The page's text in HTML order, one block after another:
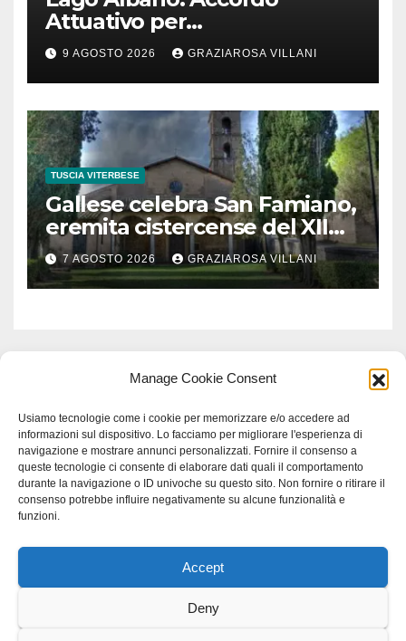
Manage Cookie Consent
Usiamo tecnologie come i cookie per memorizzare e/o accedere ad
informazioni sul dispositivo. Lo facciamo per migliorare l'esperienza di
navigazione e mostrare annunci personalizzati. Fornire il consenso a
queste tecnologie ci consente di elaborare dati quali il comportamento
durante la navigazione o ID univoche su questo sito. Non fornire o ritirare il
consenso potrebbe influire negativamente su alcune funzionalità e
funzioni.
Accept
Deny
Attuativo per
l’interconnessione
acquedottistica da 29,5
milioni di euro
9 AGOSTO 2026 GRAZIAROSA VILLANI
TUSCIA VITERBESE
Gallese celebra San Famiano,
eremita cistercense del XII
secolo
7 AGOSTO 2026 GRAZIAROSA VILLANI
Proudly powered by WordPress|Tema: Newspaperex di
Scienzastudio specialistico bracciano